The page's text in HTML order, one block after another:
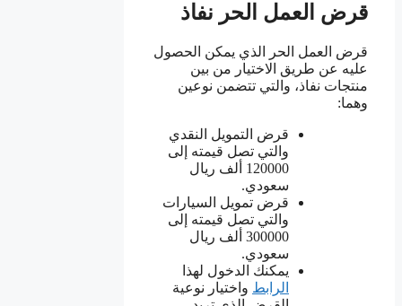
قرض العمل الحر نفاذ
قرض العمل الحر الذي يمكن الحصول
عليه عن طريق الاختيار من بين
منتجات نفاذ، والتي تتضمن نوعين
وهما:
قرض التمويل النقدي
والتي تصل قيمته إلى
120000 ألف ريال
سعودي.
قرض تمويل السيارات
والتي تصل قيمته إلى
300000 ألف ريال
سعودي.
يمكنك الدخول لهذا
الرابط واختيار نوعية